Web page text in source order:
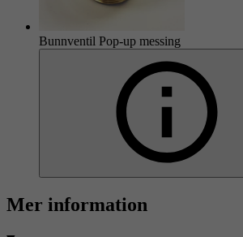
Bunnventil Pop-up messing
Mer information